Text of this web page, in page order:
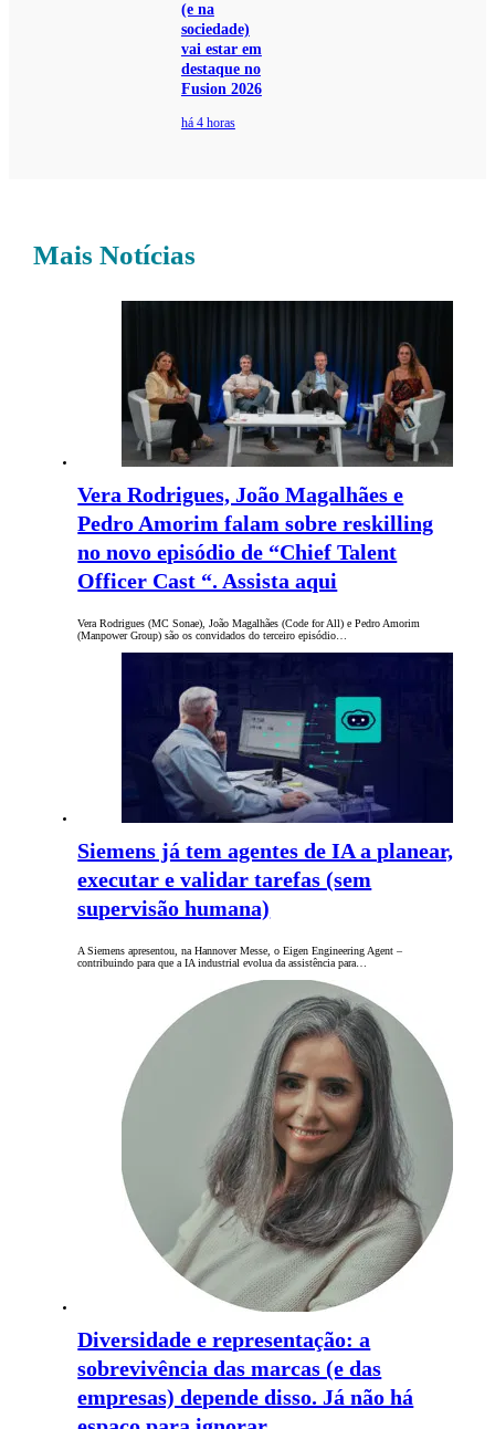
(e na
sociedade)
vai estar em
destaque no
Fusion 2026
há 4 horas
Mais Notícias
Vera Rodrigues, João Magalhães e
Pedro Amorim falam sobre reskilling
no novo episódio de “Chief Talent
Officer Cast “. Assista aqui
Vera Rodrigues (MC Sonae), João Magalhães (Code for All) e Pedro Amorim
(Manpower Group) são os convidados do terceiro episódio…
Siemens já tem agentes de IA a planear,
executar e validar tarefas (sem
supervisão humana)
A Siemens apresentou, na Hannover Messe, o Eigen Engineering Agent –
contribuindo para que a IA industrial evolua da assistência para…
Diversidade e representação: a
sobrevivência das marcas (e das
empresas) depende disso. Já não há